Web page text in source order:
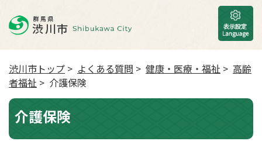
渋川市トップ > よくある質問 > 健康・医療・福祉 > 高齢
者福祉 > 介護保険
介護保険